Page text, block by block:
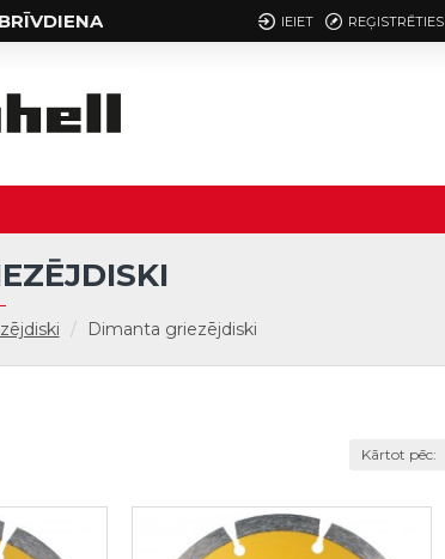
IEIET REĢISTRĒTIES
Dimanta griezējdiski
Kārtot pēc: